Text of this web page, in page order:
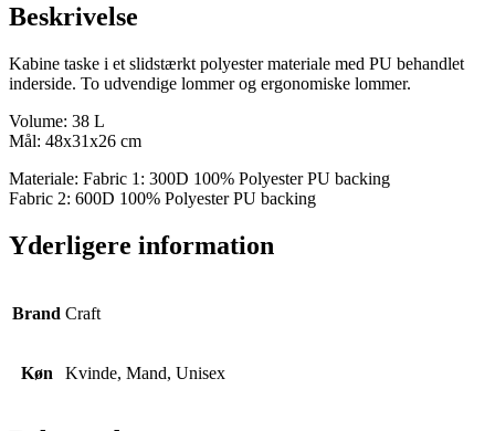
Beskrivelse
Kabine taske i et slidstærkt polyester materiale med PU behandlet
inderside. To udvendige lommer og ergonomiske lommer.
Volume: 38 L
Mål: 48x31x26 cm
Materiale: Fabric 1: 300D 100% Polyester PU backing
Fabric 2: 600D 100% Polyester PU backing
Yderligere information
Brand Craft
Køn Kvinde, Mand, Unisex